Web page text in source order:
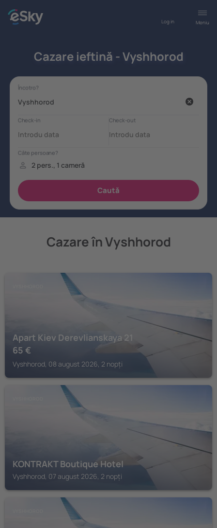
Meniu
Log in
Cazare ieftină - Vyshhorod
Cazare în Vyshhorod
Apart Kiev Derevlianskaya 21
65 €
Vyshhorod, 08 august 2026, 2 nopți
KONTRAKT Boutique Hotel
Vyshhorod, 07 august 2026, 2 nopți